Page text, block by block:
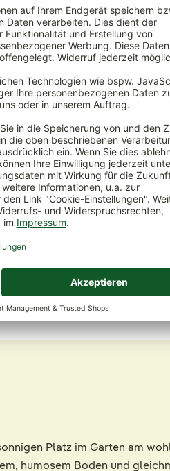
farbenfrohen Blüten erfreuen
Krokusse ein Gewinn im
und mit etwas Glück
(Iridaceae). Als
sorgen. Nach der
Platz im Garten am
humosem Boden und